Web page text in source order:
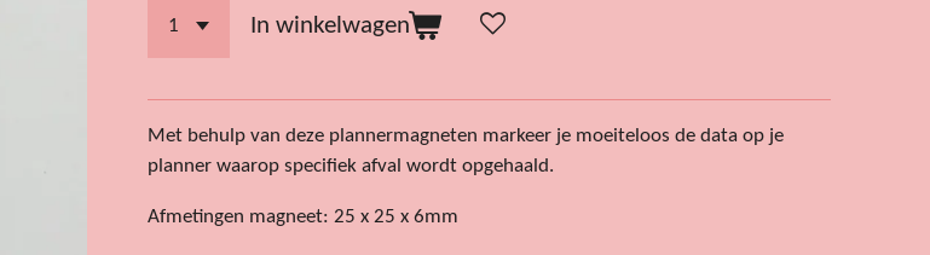
In winkelwagen
Met behulp van deze plannermagneten markeer je moeiteloos de data op je
planner waarop specifiek afval wordt opgehaald.
Afmetingen magneet: 25 x 25 x 6mm